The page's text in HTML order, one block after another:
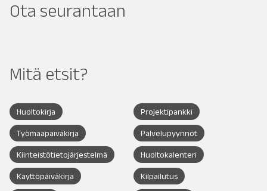
Ota seurantaan
Mitä etsit?
Huoltokirja Projektipankki
Työmaapäiväkirja Palvelupyynnöt
Kiinteistötietojärjestelmä Huoltokalenteri
Käyttöpäiväkirja Kilpailutus